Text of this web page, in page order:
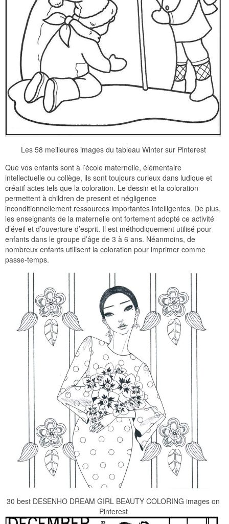
Les 58 meilleures images du tableau Winter sur Pinterest
Que vos enfants sont à l’école maternelle, élémentaire
intellectuelle ou collège, ils sont toujours curieux dans ludique et
créatif actes tels que la coloration. Le dessin et la coloration
permettent à children de present et négligence
inconditionnellement ressources importantes intelligentes. De plus,
les enseignants de la maternelle ont fortement adopté ce activité
d’éveil et d’ouverture d’esprit. Il est méthodiquement utilisé pour
enfants dans le groupe d’âge de 3 à 6 ans. Néanmoins, de
nombreux enfants utilisent la coloration pour imprimer comme
passe-temps.
30 best DESENHO DREAM GIRL BEAUTY COLORING images on
Pinterest